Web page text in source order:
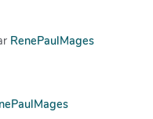
RenePaulMages